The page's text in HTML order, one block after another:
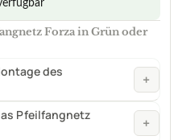
Forza in Grün oder
des
+
Pfeilfangnetz
+